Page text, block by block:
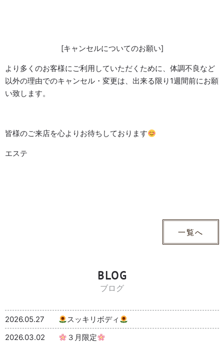
[キャンセルについてのお願い]
より多くのお客様にご利用していただくために、体調不良など
以外の理由でのキャンセル・変更は、出来る限り1週間前にお願
い致します。
皆様のご来店を心よりお待ちしております
エステ
一覧へ
BLOG
ブログ
2026.05.27
スッキリボディ
2026.03.02
３月限定